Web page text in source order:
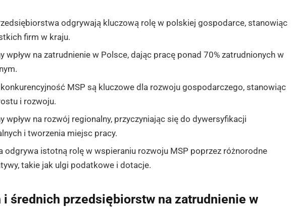
odgrywają kluczową rolę w polskiej gospodarce, stanowiąc
firm w kraju.
wpływ na zatrudnienie w Polsce, dając pracę ponad 70% zatrudnionych w
MSP są kluczowe dla rozwoju gospodarczego, stanowiąc
i rozwoju.
wpływ na rozwój regionalny, przyczyniając się do dywersyfikacji
i tworzenia miejsc pracy.
odgrywa istotną rolę w wspieraniu rozwoju MSP poprzez różnorodne
takie jak ulgi podatkowe i dotacje.
i średnich przedsiębiorstw na zatrudnienie w